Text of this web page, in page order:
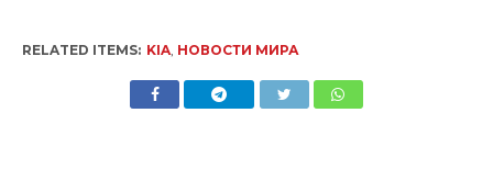
RELATED ITEMS: KIA, НОВОСТИ МИРА